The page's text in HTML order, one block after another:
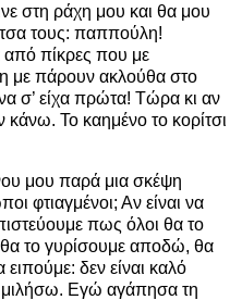
στη ράχη μου και θα μου
τους: παππούλη!
πίκρες που με
με πάρουν ακλούθα στο
σ’ είχα πρώτα! Τώρα κι αν
κάνω. Το καημένο το κορίτσι
μου παρά μια σκέψη
φτιαγμένοι; Αν είναι να
πως όλοι θα το
το γυρίσουμε αποδώ, θα
ειπούμε: δεν είναι καλό
Εγώ αγάπησα τη